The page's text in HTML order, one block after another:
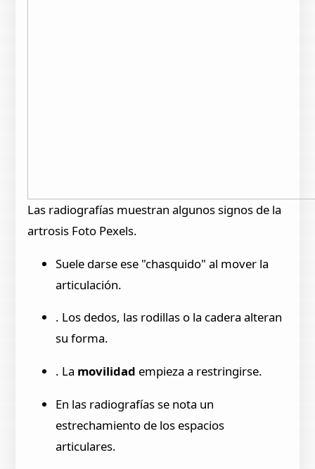
Las radiografías muestran algunos signos de la
artrosis Foto Pexels.
Suele darse ese "chasquido" al mover la
articulación.
. Los dedos, las rodillas o la cadera alteran
su forma.
. La movilidad empieza a restringirse.
En las radiografías se nota un
estrechamiento de los espacios
articulares.